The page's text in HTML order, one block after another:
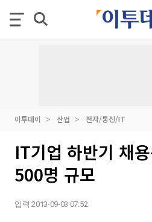
이투데이 산업 전자/통신/IT
IT기업 하반기 채
500명 규모
입력 2013-09-03 07:52